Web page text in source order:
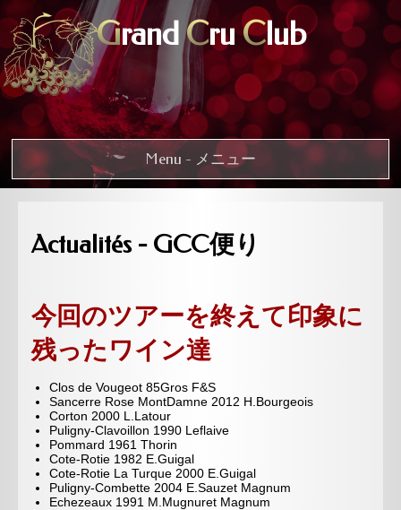
GrandCruClub
Menu - メニュー
Actualités - GCC便り
今回のツアーを終えて印象に
残ったワイン達
Clos de Vougeot 85Gros F&S
Sancerre Rose MontDamne 2012 H.Bourgeois
Corton 2000 L.Latour
Puligny-Clavoillon 1990 Leflaive
Pommard 1961 Thorin
Cote-Rotie 1982 E.Guigal
Cote-Rotie La Turque 2000 E.Guigal
Puligny-Combette 2004 E.Sauzet Magnum
Echezeaux 1991 M.Mugnuret Magnum